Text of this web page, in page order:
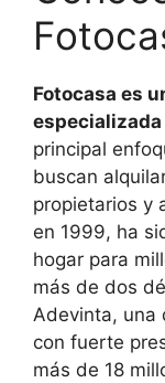
Fotocasa es
principal
buscan
propietarios y
en 1999, ha
hogar para
más de dos
Adevinta, una
con fuerte
más de 18